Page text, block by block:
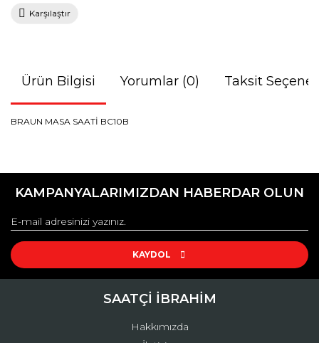
Karşılaştır
Ürün Bilgisi Yorumlar (0) Taksit
BRAUN MASA SAATİ BC10B
konularda yetersiz gördüğünüz noktaları öneri formunu
Görüş ve önerileriniz için teşekkür ederiz.
Ürün resmi kalitesiz, bozuk veya görüntülenemiyor.
Ürün açıklamasında eksik bilgiler bulunuyor.
Ürün fiyatı diğer sitelerden daha pahalı.
KAMPANYALARIMIZDAN HABERDAR OLUN
KAYDOL
SAATÇİ İBRAHİM
Hakkımızda